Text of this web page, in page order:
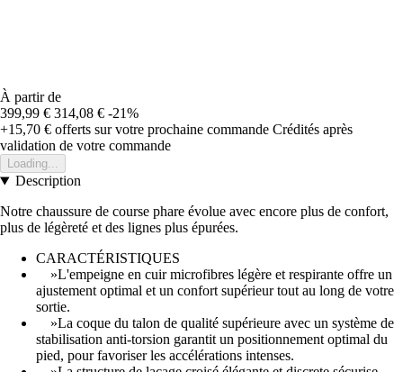
À partir de
399,99 € 314,08 € -21%
+15,70 € offerts sur votre prochaine commande Crédités après
validation de votre commande
Loading...
Description
Notre chaussure de course phare évolue avec encore plus de confort,
plus de légèreté et des lignes plus épurées.
CARACTÉRISTIQUES
»L'empeigne en cuir microfibres légère et respirante offre un
ajustement optimal et un confort supérieur tout au long de votre
sortie.
»La coque du talon de qualité supérieure avec un système de
stabilisation anti-torsion garantit un positionnement optimal du
pied, pour favoriser les accélérations intenses.